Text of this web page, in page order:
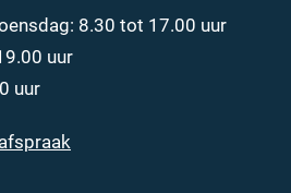
8.30 tot 17.00 uur
uur
uur
afspraak